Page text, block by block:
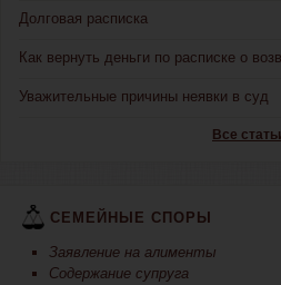
Долговая расписка
Как вернуть деньги по расписке о
Уважительные причины неявки в суд
Все
СЕМЕЙНЫЕ СПОРЫ
Заявление на алименты
Содержание супруга